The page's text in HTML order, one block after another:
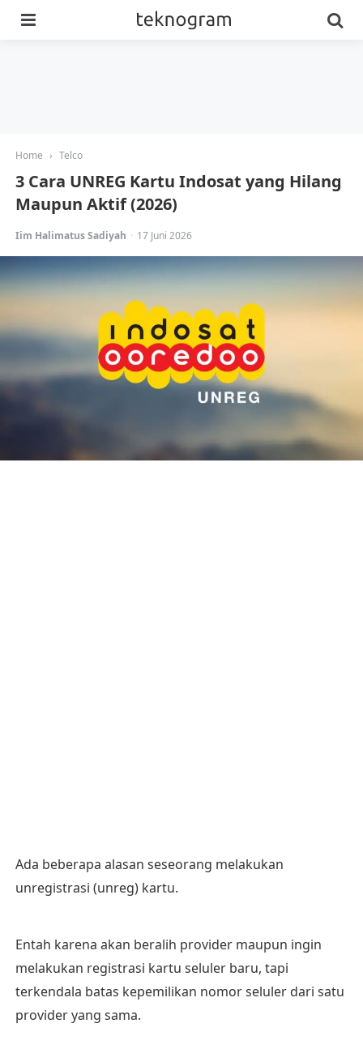
Home › Telco
3 Cara UNREG Kartu Indosat yang Hilang
Maupun Aktif (2026)
Posted
Iim Halimatus Sadiyah 17 Juni 2026
Ada beberapa alasan seseorang melakukan
unregistrasi (unreg) kartu.
Entah karena akan beralih provider maupun ingin
melakukan registrasi kartu seluler baru, tapi
terkendala batas kepemilikan nomor seluler dari satu
provider yang sama.